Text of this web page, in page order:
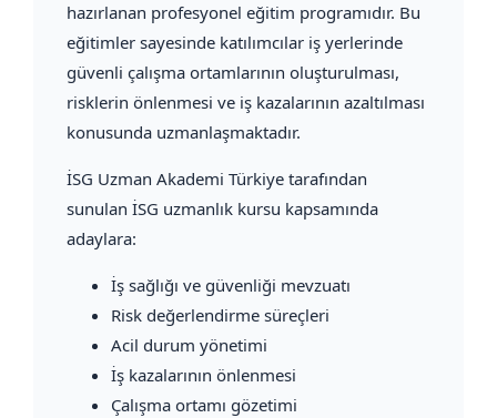
hazırlanan profesyonel eğitim programıdır. Bu
eğitimler sayesinde katılımcılar iş yerlerinde
güvenli çalışma ortamlarının oluşturulması,
risklerin önlenmesi ve iş kazalarının azaltılması
konusunda uzmanlaşmaktadır.
İSG Uzman Akademi Türkiye tarafından
sunulan İSG uzmanlık kursu kapsamında
adaylara:
İş sağlığı ve güvenliği mevzuatı
Risk değerlendirme süreçleri
Acil durum yönetimi
İş kazalarının önlenmesi
Çalışma ortamı gözetimi